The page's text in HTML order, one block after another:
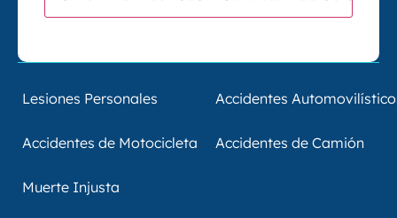
Lesiones Personales Accidentes
Accidentes de Motocicleta Accidentes de Camión
Muerte Injusta